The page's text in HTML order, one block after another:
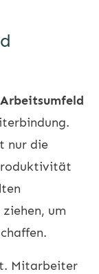
Arbeitsumfeld
nur die
um
Mitarbeiter